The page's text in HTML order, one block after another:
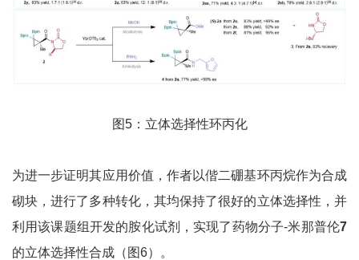
图5：立体选择性环丙化
为进一步证明其应用价值，作者以偕二硼基环丙烷作为合成
砌块，进行了多种转化，其均保持了很好的立体选择性，并
利用该课题组开发的胺化试剂，实现了药物分子-米那普伦7
的立体选择性合成（图6）。